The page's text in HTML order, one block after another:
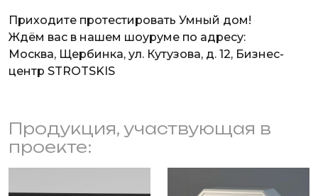
Приходите протестировать Умный дом!
Ждём вас в нашем шоуруме по адресу:
Москва, Щербинка, ул. Кутузова, д. 12, Бизнес-
центр STROTSKIS
Продукция, участвующая в
проекте: